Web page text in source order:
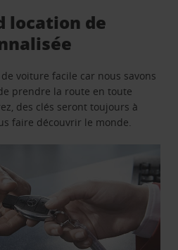
location de
voiture facile car nous savons
prendre la route en toute
des clés seront toujours à
faire découvrir le monde.